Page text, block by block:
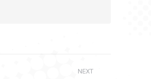
NEXT